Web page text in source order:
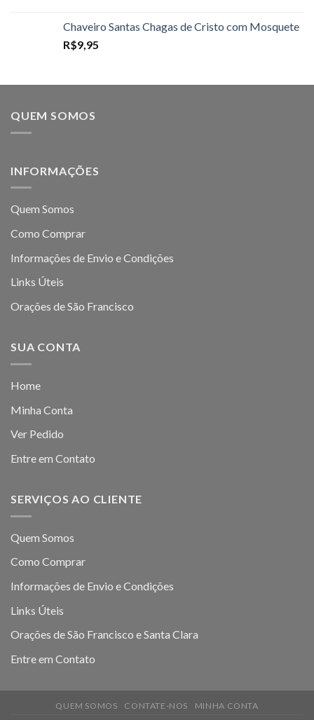
Chaveiro Santas Chagas de Cristo com Mosquete
R$9,95
QUEM SOMOS
INFORMAÇÕES
Quem Somos
Como Comprar
Informações de Envio e Condições
Links Úteis
Orações de São Francisco
SUA CONTA
Home
Minha Conta
Ver Pedido
Entre em Contato
SERVIÇOS AO CLIENTE
Quem Somos
Como Comprar
Informações de Envio e Condições
Links Úteis
Orações de São Francisco e Santa Clara
Entre em Contato
QUEM SOMOS CONTATE-NOS MINHA CONTA